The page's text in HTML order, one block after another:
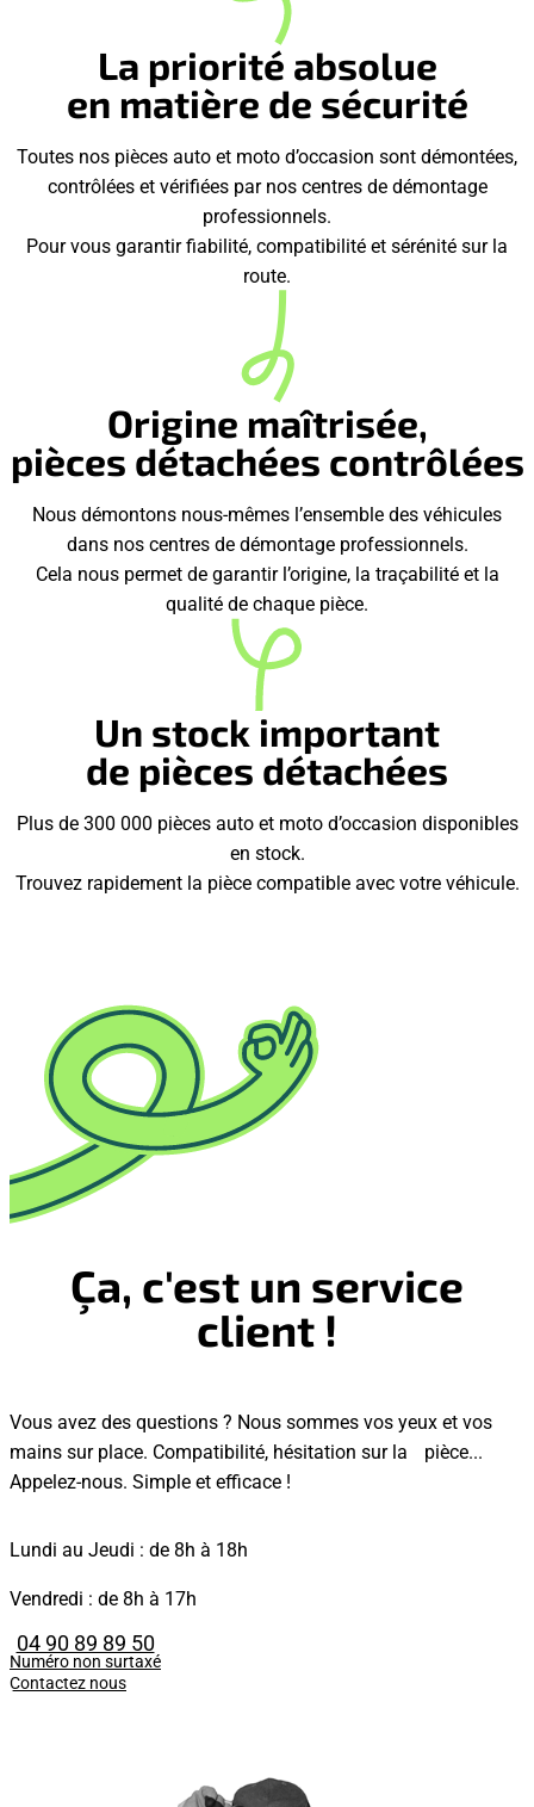
La priorité absolue
en matière de sécurité
Toutes nos pièces auto et moto d’occasion sont démontées,
contrôlées et vérifiées par nos centres de démontage
professionnels.
Pour vous garantir fiabilité, compatibilité et sérénité sur la
route.
Origine maîtrisée,
pièces détachées contrôlées
Nous démontons nous-mêmes l’ensemble des véhicules
dans nos centres de démontage professionnels.
Cela nous permet de garantir l’origine, la traçabilité et la
qualité de chaque pièce.
Un stock important
de pièces détachées
Plus de 300 000 pièces auto et moto d’occasion disponibles
en stock.
Trouvez rapidement la pièce compatible avec votre véhicule.
Ça, c'est un service
client !
Vous avez des questions ? Nous sommes vos yeux et vos
mains sur place. Compatibilité, hésitation sur la pièce...
Appelez-nous. Simple et efficace !
Lundi au Jeudi : de 8h à 18h
Vendredi : de 8h à 17h
04 90 89 89 50
Numéro non surtaxé
Contactez nous